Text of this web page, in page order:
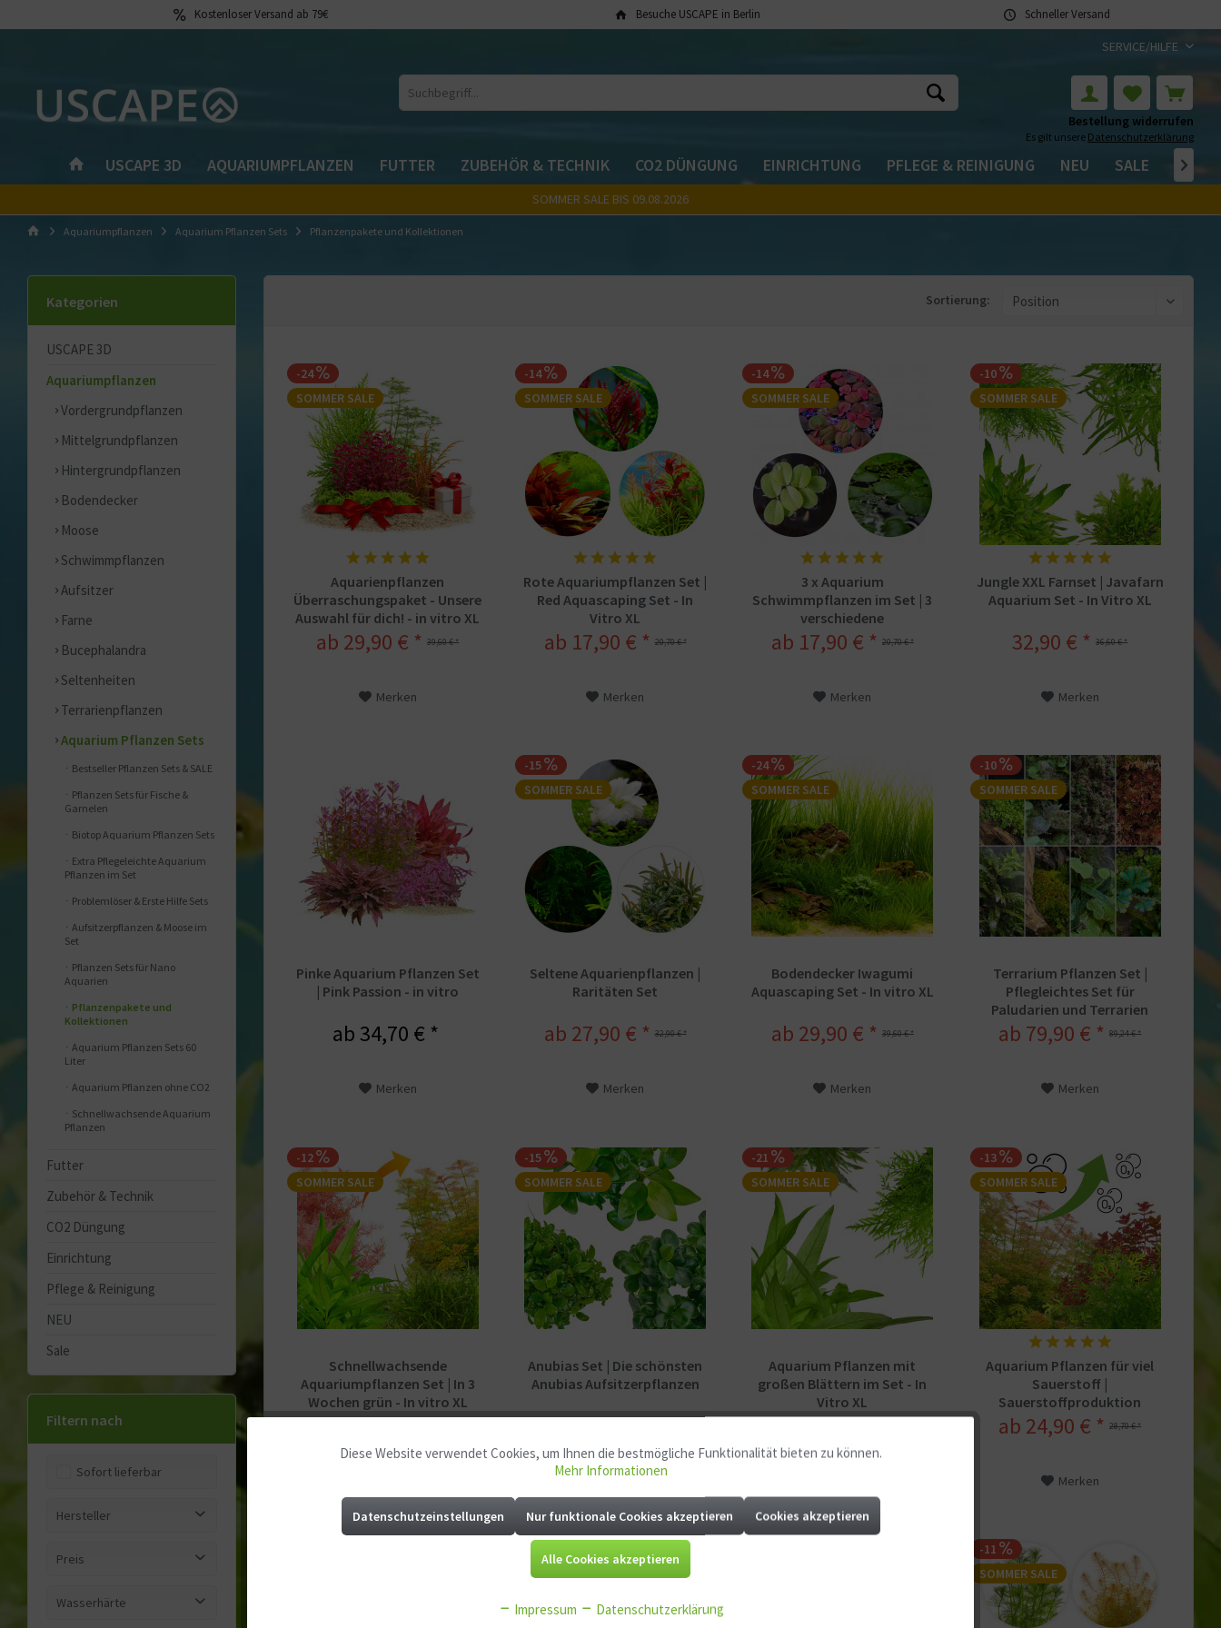
Kostenloser Versand ab 79€ Besuche USCAPE in Berlin Schneller Versand
SERVICE/HILFE
Bestellung widerrufen
Es gilt unsere Datenschutzerklärung
USCAPE 3D AQUARIUMPFLANZEN FUTTER ZUBEHÖR & TECHNIK CO2 DÜNGUNG EINRICHTUNG PFLEGE & REINIGUNG NEU SALE 
SOMMER SALE BIS 09.08.2026
Aquariumpflanzen Aquarium Pflanzen Sets Pflanzenpakete und Kollektionen
Kategorien
USCAPE 3D
Aquariumpflanzen
Vordergrundpflanzen
Mittelgrundpflanzen
Hintergrundpflanzen
Bodendecker
Moose
Schwimmpflanzen
Aufsitzer
Farne
Bucephalandra
Seltenheiten
Terrarienpflanzen
Aquarium Pflanzen Sets
Bestseller Pflanzen Sets & SALE
Pflanzen Sets für Fische &
Garnelen
Biotop Aquarium Pflanzen Sets
Extra Pflegeleichte Aquarium
Pflanzen im Set
Problemlöser & Erste Hilfe Sets
Aufsitzerpflanzen & Moose im
Set
Pflanzen Sets für Nano
Aquarien
Pflanzenpakete und
Kollektionen
Aquarium Pflanzen Sets 60
Liter
Aquarium Pflanzen ohne CO2
Schnellwachsende Aquarium
Pflanzen
Futter
Zubehör & Technik
CO2 Düngung
Einrichtung
Pflege & Reinigung
NEU
Sale
Filtern nach
Sofort lieferbar
Hersteller
USCAPE Plant Sets
Preis
Wasserhärte
Sortierung:
-24
SOMMER SALE
Aquarienpflanzen
Überraschungspaket - Unsere
Auswahl für dich! - in vitro XL
39,60 € *
ab 29,90 € *
Merken
-14
SOMMER SALE
Rote Aquariumpflanzen Set |
Red Aquascaping Set - In
Vitro XL
20,70 € *
ab 17,90 € *
Merken
-14
SOMMER SALE
3 x Aquarium
Schwimmpflanzen im Set | 3
verschiedene
Schwimmpflanzen
20,70 € *
ab 17,90 € *
Merken
-10
SOMMER SALE
Jungle XXL Farnset | Javafarn
Aquarium Set - In Vitro XL
36,60 € *
32,90 € *
Merken
Pinke Aquarium Pflanzen Set
| Pink Passion - in vitro
ab 34,70 € *
Merken
-15
SOMMER SALE
Seltene Aquarienpflanzen |
Raritäten Set
32,90 € *
ab 27,90 € *
Merken
-24
SOMMER SALE
Bodendecker Iwagumi
Aquascaping Set - In vitro XL
39,60 € *
ab 29,90 € *
Merken
-10
SOMMER SALE
Terrarium Pflanzen Set |
Pflegleichtes Set für
Paludarien und Terrarien
89,24 € *
ab 79,90 € *
Merken
-12
SOMMER SALE
Schnellwachsende
Aquariumpflanzen Set | In 3
Wochen grün - In vitro XL
34,90 € *
-15
SOMMER SALE
Anubias Set | Die schönsten
Anubias Aufsitzerpflanzen
ab 40,54 € *
Merken
-21
SOMMER SALE
Aquarium Pflanzen mit
großen Blättern im Set - In
Vitro XL
ab 25,90 € *
-13
SOMMER SALE
Aquarium Pflanzen für viel
Sauerstoff |
Sauerstoffproduktion
28,70 € *
ab 24,90 € *
Merken
SOMMER SALE
-11
SOMMER SALE
Funktionale Aktiv
Marketing Aktiv
Diese Website verwendet Cookies, um Ihnen die bestmögliche Funktionalität bieten zu können.
Mehr Informationen
Datenschutzeinstellungen Nur funktionale Cookies akzeptieren Cookies akzeptieren
Alle Cookies akzeptieren
Impressum Datenschutzerklärung